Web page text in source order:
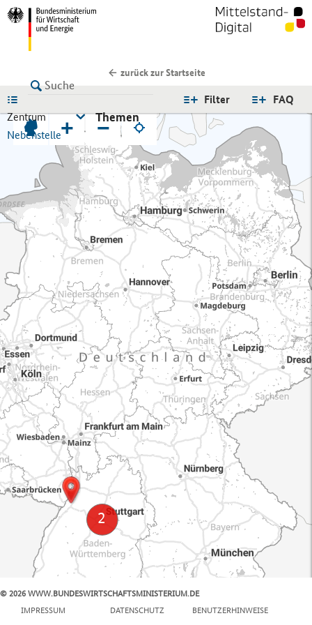
zurück zur Startseite
FAQ
Filter
Zentrum
Nebenstelle
Themen
+ −
© 2026 WWW.BUNDESWIRTSCHAFTSMINISTERIUM.DE
IMPRESSUM
DATENSCHUTZ BENUTZERHINWEISE